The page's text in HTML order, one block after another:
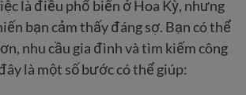
là điều phổ biến ở Hoa Kỳ, nhưng
bạn cảm thấy đáng sợ. Bạn có thể
nhu cầu gia đình và tìm kiếm công
là một số bước có thể giúp: